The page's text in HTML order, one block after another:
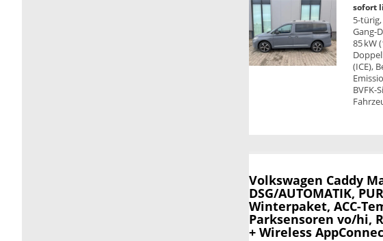
sofort
5-türig,
Gang-
85 kW
(ICE),
BVFK-
Volkswagen Caddy
DSG/AUTOMATIK,
Winterpaket, ACC-
Parksensoren vo/hi,
+ Wireless